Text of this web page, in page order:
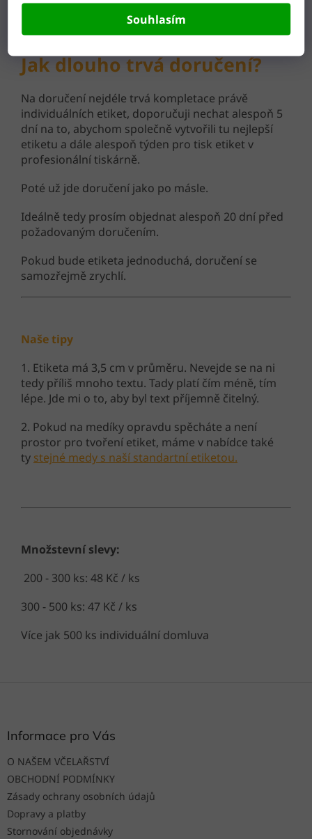
Souhlasím
Jak dlouho trvá doručení?
Na doručení nejdéle trvá kompletace právě
individuálních etiket, doporučuji nechat alespoň 5
dní na to, abychom společně vytvořili tu nejlepší
etiketu a dále alespoň týden pro tisk etiket v
profesionální tiskárně.
Poté už jde doručení jako po másle.
Ideálně tedy prosím objednat alespoň 20 dní před
požadovaným doručením.
Pokud bude etiketa jednoduchá, doručení se
samozřejmě zrychlí.
Naše tipy
1. Etiketa má 3,5 cm v průměru. Nevejde se na ni
tedy příliš mnoho textu. Tady platí čím méně, tím
lépe. Jde mi o to, aby byl text příjemně čitelný.
2. Pokud na medíky opravdu spěcháte a není
prostor pro tvoření etiket, máme v nabídce také
ty stejné medy s naší standartní etiketou.
Množstevní slevy:
200 - 300 ks: 48 Kč / ks
300 - 500 ks: 47 Kč / ks
Více jak 500 ks individuální domluva
Informace pro Vás
O NAŠEM VČELAŘSTVÍ
OBCHODNÍ PODMÍNKY
Zásady ochrany osobních údajů
Dopravy a platby
Stornování objednávky